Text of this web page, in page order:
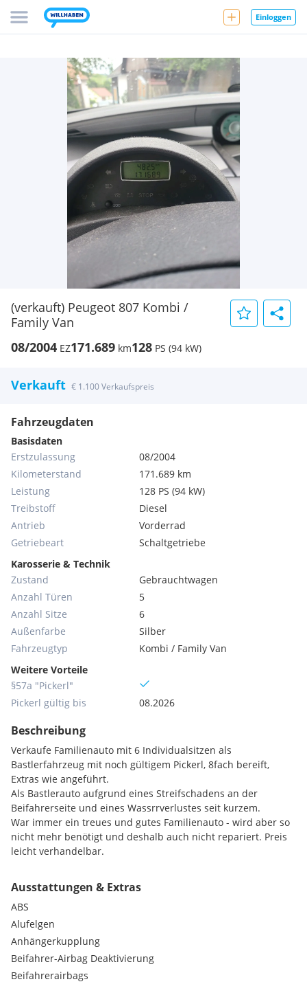
Einloggen
(verkauft) Peugeot 807 Kombi /
Family Van
08/2004 EZ171.689 km128 PS (94 kW)
Verkauft € 1.100 Verkaufspreis
Fahrzeugdaten
Basisdaten
Erstzulassung
08/2004
Kilometerstand
171.689 km
Leistung
128 PS (94 kW)
Treibstoff
Diesel
Antrieb
Vorderrad
Getriebeart
Schaltgetriebe
Karosserie & Technik
Zustand
Gebrauchtwagen
Anzahl Türen
5
Anzahl Sitze
6
Außenfarbe
Silber
Fahrzeugtyp
Kombi / Family Van
Weitere Vorteile
§57a "Pickerl"
Pickerl gültig bis
08.2026
Beschreibung
Verkaufe Familienauto mit 6 Individualsitzen als
Bastlerfahrzeug mit noch gültigem Pickerl, 8fach bereift,
Extras wie angeführt.
Als Bastlerauto aufgrund eines Streifschadens an der
Beifahrerseite und eines Wassrrverlustes seit kurzem.
War immer ein treues und gutes Familienauto - wird aber so
nicht mehr benötigt und deshalb auch nicht repariert. Preis
leicht verhandelbar.
Ausstattungen & Extras
ABS
Alufelgen
Anhängerkupplung
Beifahrer-Airbag Deaktivierung
Beifahrerairbags